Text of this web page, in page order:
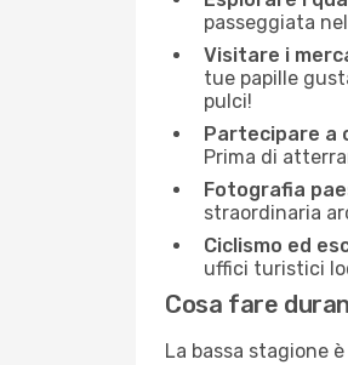
passeggiata
Visitare i
tue papille
pulci!
Partecipare a
Prima di
Fotografia
straordinaria
Ciclismo ed
uffici turistici
Cosa fare
La bassa stagione